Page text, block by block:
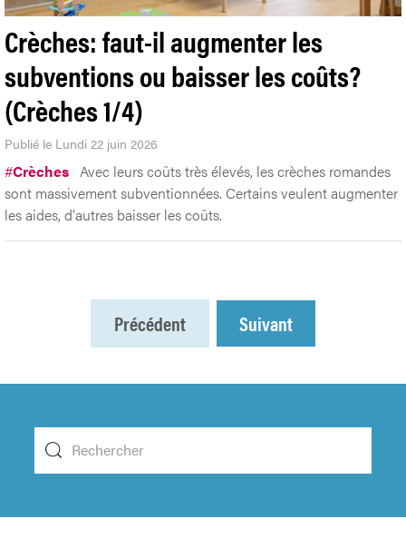
Crèches: faut-il augmenter les
subventions ou baisser les coûts?
(Crèches 1/4)
Publié le Lundi 22 juin 2026
#Crèches Avec leurs coûts très élevés, les crèches romandes
sont massivement subventionnées. Certains veulent augmenter
les aides, d'autres baisser les coûts.
Précédent Suivant